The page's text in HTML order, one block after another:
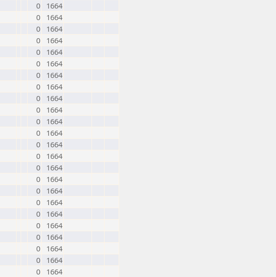
0
1664
0
1664
0
1664
0
1664
0
1664
0
1664
0
1664
0
1664
0
1664
0
1664
0
1664
0
1664
0
1664
0
1664
0
1664
0
1664
0
1664
0
1664
0
1664
0
1664
0
1664
0
1664
0
1664
0
1664